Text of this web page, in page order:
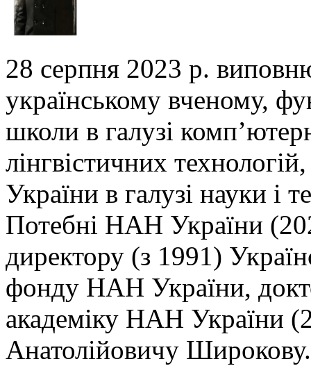
28 серпня 2023 р.
українському вченому,
школи в галузі
лінгвістичних
України в галузі науки і
Потебні НАН України
директору (з 1991)
фонду НАН України,
академіку НАН України
Анатолійовичу Широкову.